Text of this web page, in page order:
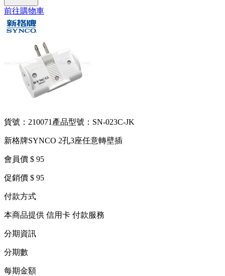
前往購物車
貨號：210071 產品型號：SN-023C-JK
新格牌SYNCO 2孔3座任意轉壁插
會員價 $ 95
促銷價 $ 95
付款方式
本商品提供 信用卡 付款服務
分期資訊
分期數
每期金額